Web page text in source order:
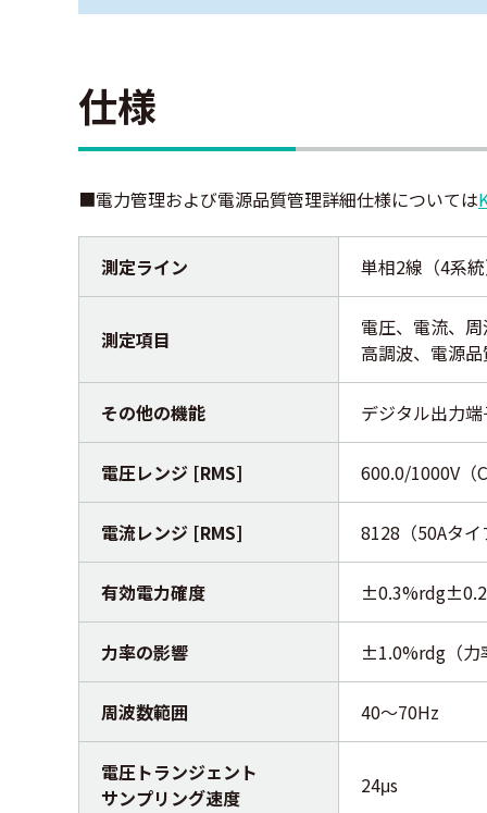
仕様
■電力管理および電源品質管理詳細仕様については
測定ライン 単相2線（4系
測定項目
電圧、電流、
高調波、電源
その他の機能 デジタル出力
電圧レンジ [RMS] 600.0/1000V（
電流レンジ [RMS] 8128（50Aタ
有効電力確度
力率の影響 ±1.0%rdg（力
周波数範囲 40～70Hz
電圧トランジェント
サンプリング速度
24μs